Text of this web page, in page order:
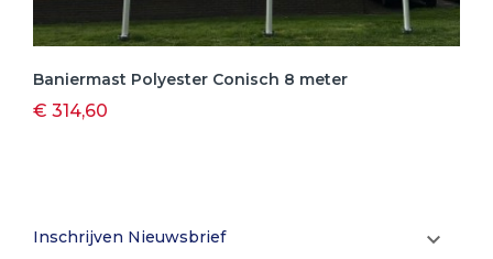
Baniermast Polyester Conisch 8 meter
€ 314,60
Inschrijven Nieuwsbrief 